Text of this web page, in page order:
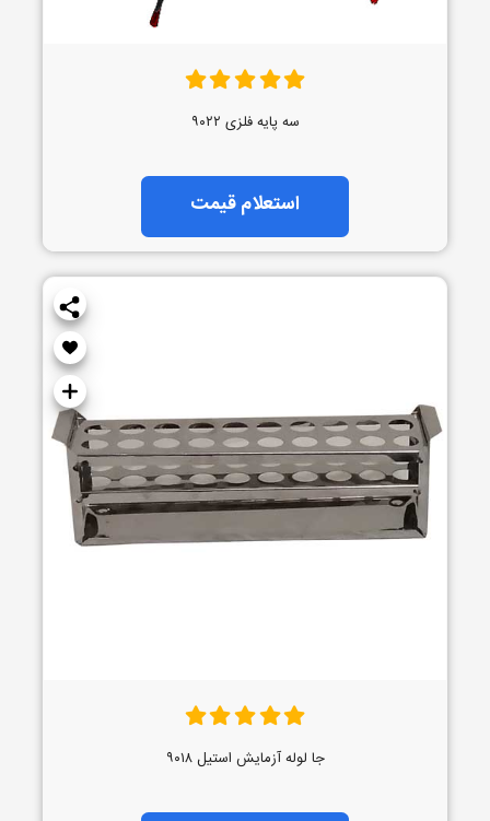
سه پایه فلزی ۹۰۲۲
استعلام قیمت
جا لوله آزمایش استیل ۹۰۱۸